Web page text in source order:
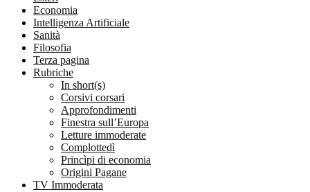
Economia
Intelligenza Artificiale
Sanità
Filosofia
Terza pagina
Rubriche
In short(s)
Corsivi corsari
Approfondimenti
Finestra sull’Europa
Letture immoderate
Complottedì
Princìpi di economia
Origini Pagane
TV Immoderata